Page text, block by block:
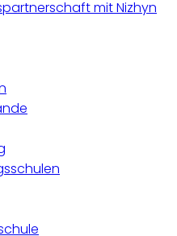
mit Nizhyn